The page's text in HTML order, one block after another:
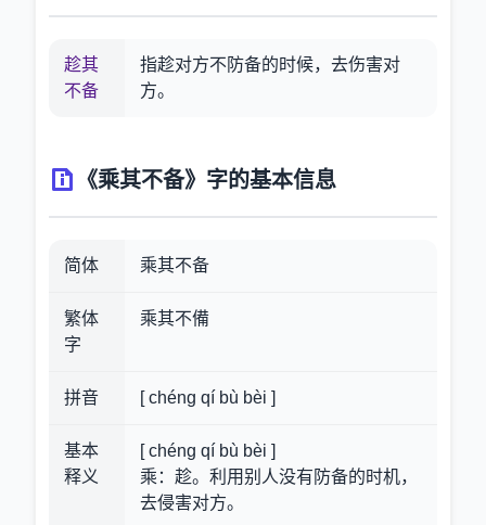
趁其
不备
指趁对方不防备的时候，去伤害对
方。
《乘其不备》字的基本信息
简体 乘其不备
繁体
字
乘其不備
拼音 [ chéng qí bù bèi ]
基本
释义
[ chéng qí bù bèi ]
乘：趁。利用别人没有防备的时机，
去侵害对方。